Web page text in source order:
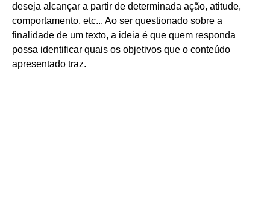
deseja alcançar a partir de determinada ação, atitude,
comportamento, etc... Ao ser questionado sobre a
finalidade de um texto, a ideia é que quem responda
possa identificar quais os objetivos que o conteúdo
apresentado traz.